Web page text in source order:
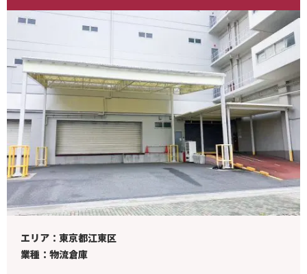
エリア：東京都江東区
業種：物流倉庫